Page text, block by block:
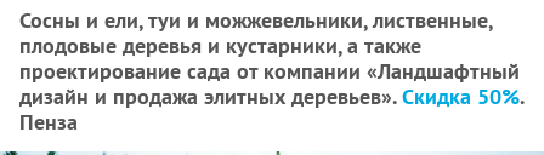
Сосны и ели, туи и можжевельники, лиственные,
плодовые деревья и кустарники, а также
проектирование сада от компании «Ландшафтный
дизайн и продажа элитных деревьев».Скидка 50%.
Пенза